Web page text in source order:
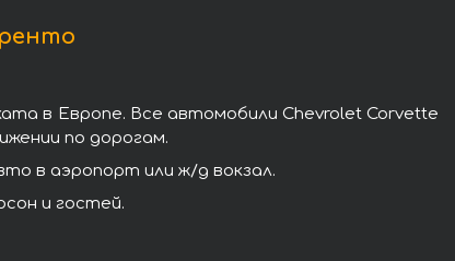
в Европе. Все автомобили Chevrolet Corvette
по дорогам.
в аэропорт или ж/д вокзал.
и гостей.